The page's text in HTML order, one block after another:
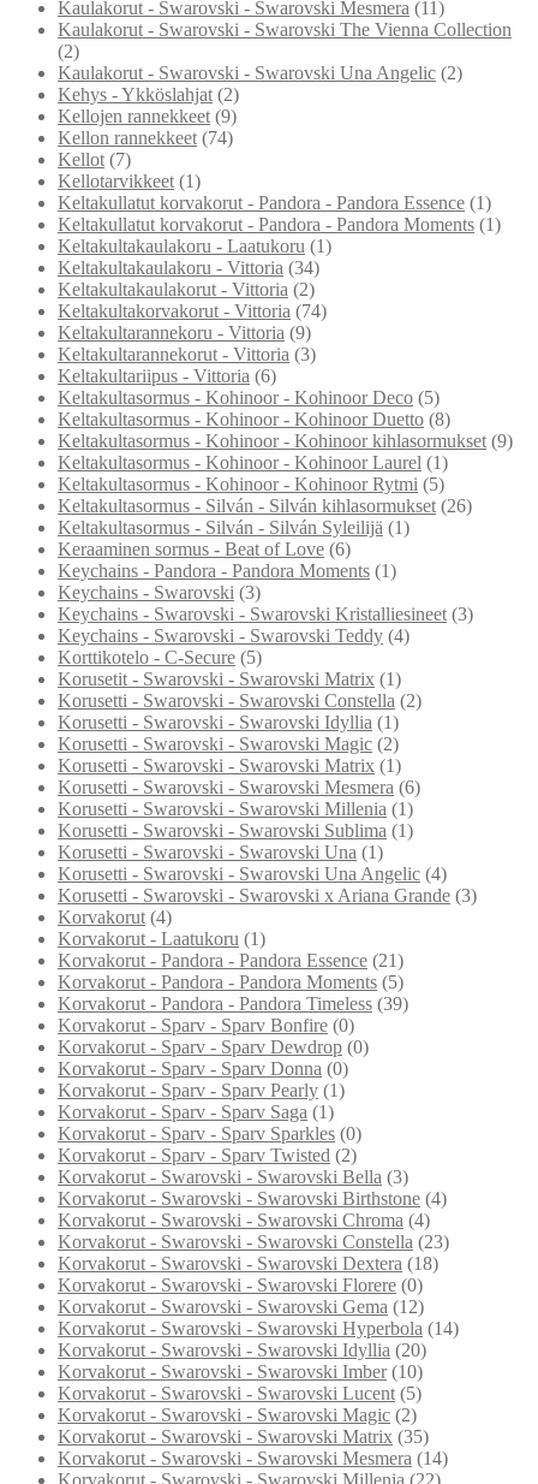
Kaulakorut - Swarovski - Swarovski Mesmera (11)
Kaulakorut - Swarovski - Swarovski The Vienna Collection
(2)
Kaulakorut - Swarovski - Swarovski Una Angelic (2)
Kehys - Ykköslahjat (2)
Kellojen rannekkeet (9)
Kellon rannekkeet (74)
Kellot (7)
Kellotarvikkeet (1)
Keltakullatut korvakorut - Pandora - Pandora Essence (1)
Keltakullatut korvakorut - Pandora - Pandora Moments (1)
Keltakultakaulakoru - Laatukoru (1)
Keltakultakaulakoru - Vittoria (34)
Keltakultakaulakorut - Vittoria (2)
Keltakultakorvakorut - Vittoria (74)
Keltakultarannekoru - Vittoria (9)
Keltakultarannekorut - Vittoria (3)
Keltakultariipus - Vittoria (6)
Keltakultasormus - Kohinoor - Kohinoor Deco (5)
Keltakultasormus - Kohinoor - Kohinoor Duetto (8)
Keltakultasormus - Kohinoor - Kohinoor kihlasormukset (9)
Keltakultasormus - Kohinoor - Kohinoor Laurel (1)
Keltakultasormus - Kohinoor - Kohinoor Rytmi (5)
Keltakultasormus - Silván - Silván kihlasormukset (26)
Keltakultasormus - Silván - Silván Syleilijä (1)
Keraaminen sormus - Beat of Love (6)
Keychains - Pandora - Pandora Moments (1)
Keychains - Swarovski (3)
Keychains - Swarovski - Swarovski Kristalliesineet (3)
Keychains - Swarovski - Swarovski Teddy (4)
Korttikotelo - C-Secure (5)
Korusetit - Swarovski - Swarovski Matrix (1)
Korusetti - Swarovski - Swarovski Constella (2)
Korusetti - Swarovski - Swarovski Idyllia (1)
Korusetti - Swarovski - Swarovski Magic (2)
Korusetti - Swarovski - Swarovski Matrix (1)
Korusetti - Swarovski - Swarovski Mesmera (6)
Korusetti - Swarovski - Swarovski Millenia (1)
Korusetti - Swarovski - Swarovski Sublima (1)
Korusetti - Swarovski - Swarovski Una (1)
Korusetti - Swarovski - Swarovski Una Angelic (4)
Korusetti - Swarovski - Swarovski x Ariana Grande (3)
Korvakorut (4)
Korvakorut - Laatukoru (1)
Korvakorut - Pandora - Pandora Essence (21)
Korvakorut - Pandora - Pandora Moments (5)
Korvakorut - Pandora - Pandora Timeless (39)
Korvakorut - Sparv - Sparv Bonfire (0)
Korvakorut - Sparv - Sparv Dewdrop (0)
Korvakorut - Sparv - Sparv Donna (0)
Korvakorut - Sparv - Sparv Pearly (1)
Korvakorut - Sparv - Sparv Saga (1)
Korvakorut - Sparv - Sparv Sparkles (0)
Korvakorut - Sparv - Sparv Twisted (2)
Korvakorut - Swarovski - Swarovski Bella (3)
Korvakorut - Swarovski - Swarovski Birthstone (4)
Korvakorut - Swarovski - Swarovski Chroma (4)
Korvakorut - Swarovski - Swarovski Constella (23)
Korvakorut - Swarovski - Swarovski Dextera (18)
Korvakorut - Swarovski - Swarovski Florere (0)
Korvakorut - Swarovski - Swarovski Gema (12)
Korvakorut - Swarovski - Swarovski Hyperbola (14)
Korvakorut - Swarovski - Swarovski Idyllia (20)
Korvakorut - Swarovski - Swarovski Imber (10)
Korvakorut - Swarovski - Swarovski Lucent (5)
Korvakorut - Swarovski - Swarovski Magic (2)
Korvakorut - Swarovski - Swarovski Matrix (35)
Korvakorut - Swarovski - Swarovski Mesmera (14)
Korvakorut - Swarovski - Swarovski Millenia (22)